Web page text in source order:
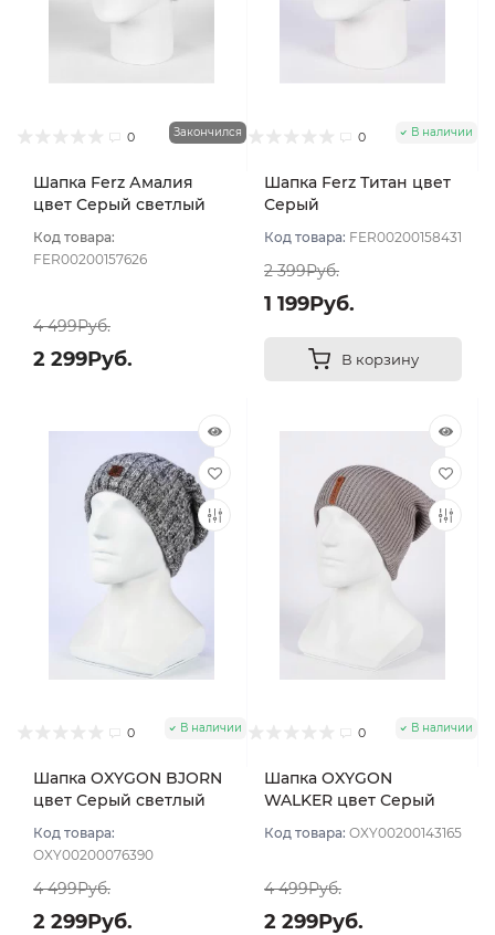
0 Закончился
Шапка Ferz Амалия
цвет Серый светлый
Код товара:
FER00200157626
4 499Руб.
2 299Руб.
0 В наличии
Шапка Ferz Титан цвет
Серый
Код товара: FER00200158431
2 399Руб.
1 199Руб.
В корзину
0 В наличии
Шапка OXYGON BJORN
цвет Серый светлый
Код товара:
OXY00200076390
4 499Руб.
2 299Руб.
0 В наличии
Шапка OXYGON
WALKER цвет Серый
Код товара: OXY00200143165
4 499Руб.
2 299Руб.